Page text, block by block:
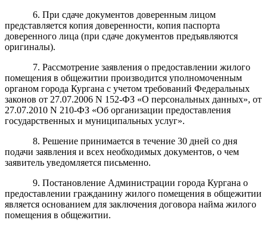
6. При сдаче документов доверенным лицом
представляется копия доверенности, копия паспорта
доверенного лица (при сдаче документов предъявляются
оригиналы).
7. Рассмотрение заявления о предоставлении жилого
помещения в общежитии производится уполномоченным
органом города Кургана с учетом требований Федеральных
законов от 27.07.2006 N 152-ФЗ «О персональных данных», от
27.07.2010 N 210-ФЗ «Об организации предоставления
государственных и муниципальных услуг».
8. Решение принимается в течение 30 дней со дня
подачи заявления и всех необходимых документов, о чем
заявитель уведомляется письменно.
9. Постановление Администрации города Кургана о
предоставлении гражданину жилого помещения в общежитии
является основанием для заключения договора найма жилого
помещения в общежитии.